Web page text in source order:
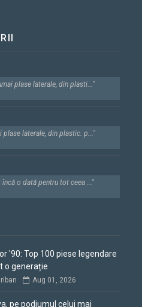
plase laterale, din plasti..."
plase laterale, din plastic. p..."
o dată pentru tot ceea ..."
'90: Top 100 piese legendare
o generație
Aug 01, 2026
pe podiumul celui mai